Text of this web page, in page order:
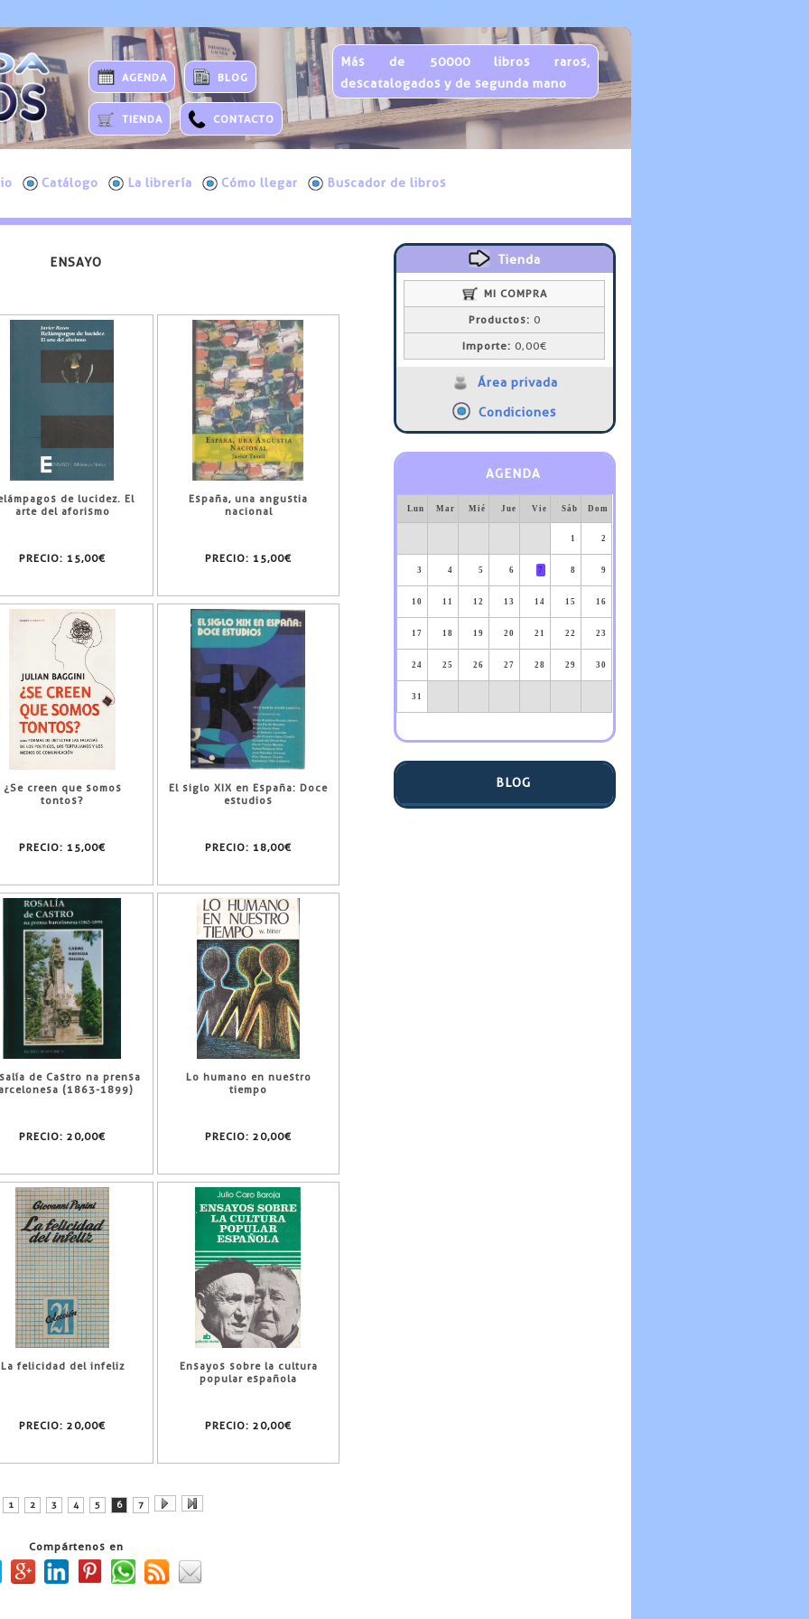
AGENDA BLOG
TIENDA CONTACTO
Más de 50000 libros raros,
descatalogados y de segunda mano
Catálogo La librería Cómo llegar Buscador de libros
ENSAYO
de lucidez. El
arte del aforismo
PRECIO: 15,00€
España, una angustia
nacional
PRECIO: 15,00€
¿Se creen que somos
tontos?
PRECIO: 15,00€
El siglo XIX en España: Doce
estudios
PRECIO: 18,00€
de Castro na prensa
(1863-1899)
PRECIO: 20,00€
Lo humano en nuestro
tiempo
PRECIO: 20,00€
La felicidad del infeliz
PRECIO: 20,00€
Ensayos sobre la cultura
popular española
PRECIO: 20,00€
1 2 3 4 5 6 7
Compártenos en
Tienda
MI COMPRA
Productos: 0
Importe: 0,00€
Área privada
Condiciones
AGENDA
Lun Mar Mié Jue Vie Sáb Dom
1 2
3 4 5 6 7 8 9
10 11 12 13 14 15 16
17 18 19 20 21 22 23
24 25 26 27 28 29 30
31
BLOG